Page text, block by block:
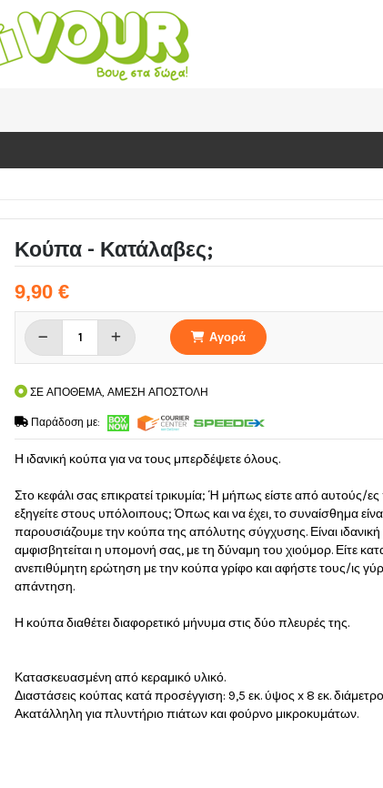
Κούπα - Κατάλαβες;
9,90 €
Αγορά
ΣΕ ΑΠΟΘΕΜΑ, ΑΜΕΣΗ ΑΠΟΣΤΟΛΗ
Παράδοση με:
Η ιδανική κούπα για να τους μπερδέψετε όλους.
Στο κεφάλι σας επικρατεί τρικυμία; Ή μήπως είστε από αυτούς/
εξηγείτε στους υπόλοιπους; Όπως και να έχει, το συναίσθημα
παρουσιάζουμε την κούπα της απόλυτης σύγχυσης. Είναι
αμφισβητείται η υπομονή σας, με τη δύναμη του χιούμορ. Είτε
ανεπιθύμητη ερώτηση με την κούπα γρίφο και αφήστε τους/ις
απάντηση.
Η κούπα διαθέτει διαφορετικό μήνυμα στις δύο πλευρές της.
Κατασκευασμένη από κεραμικό υλικό.
Διαστάσεις κούπας κατά προσέγγιση: 9,5 εκ. ύψος x 8 εκ.
Ακατάλληλη για πλυντήριο πιάτων και φούρνο μικροκυμάτων.